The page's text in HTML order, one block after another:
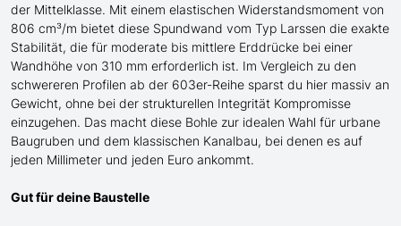
der Mittelklasse. Mit einem elastischen Widerstandsmoment von
806 cm³/m bietet diese Spundwand vom Typ Larssen die exakte
Stabilität, die für moderate bis mittlere Erddrücke bei einer
Wandhöhe von 310 mm erforderlich ist. Im Vergleich zu den
schwereren Profilen ab der 603er-Reihe sparst du hier massiv an
Gewicht, ohne bei der strukturellen Integrität Kompromisse
einzugehen. Das macht diese Bohle zur idealen Wahl für urbane
Baugruben und dem klassischen Kanalbau, bei denen es auf
jeden Millimeter und jeden Euro ankommt.
Gut für deine Baustelle